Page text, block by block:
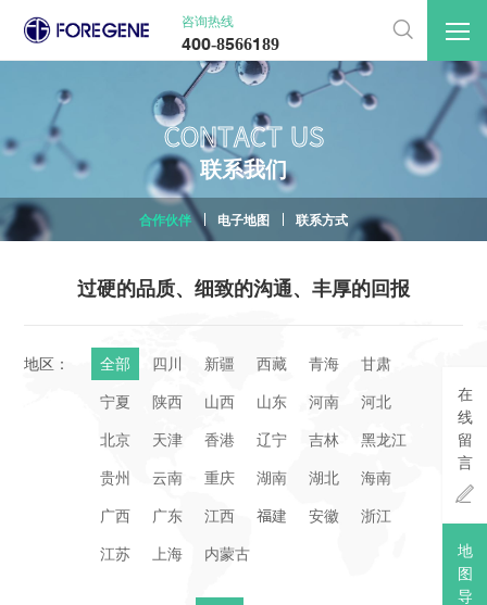
咨询热线
400-8566189

在
线
留
言

地
图
导
CONTACT US
联系我们
合作伙伴 电子地图 联系方式
过硬的品质、细致的沟通、丰厚的回报
地区： 全部 四川 新疆 西藏 青海 甘肃
宁夏 陕西 山西 山东 河南 河北
北京 天津 香港 辽宁 吉林 黑龙江
贵州 云南 重庆 湖南 湖北 海南
广西 广东 江西 福建 安徽 浙江
江苏 上海 内蒙古